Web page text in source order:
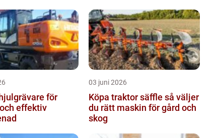
för
effektiv
03 juni 2026
Köpa traktor säffle så väljer
du rätt maskin för gård och
skog